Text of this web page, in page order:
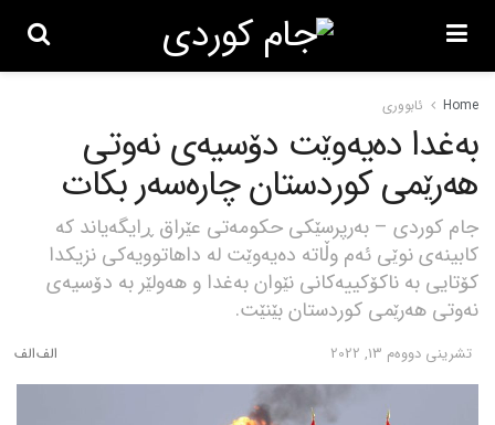
Home ئابووری
بەغدا دەیەوێت دۆسیەی نەوتی
هەرێمی کوردستان چارەسەر بکات
جام کوردی – بەرپرسێکی حکومەتی عێراق ڕایگەیاند کە
کابینەی نوێی ئەم وڵاتە دەیەوێت لە داهاتوویەکی نزیکدا
کۆتایی بە ناکۆکییەکانی نێوان بەغدا و هەولێر بە دۆسیەی
نەوتی هەرێمی کوردستان بێنێت.
تشرینی دووه‌م 13, 2022